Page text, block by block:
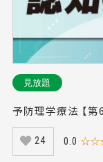
見放題
予防理学療法 【
24 0.0